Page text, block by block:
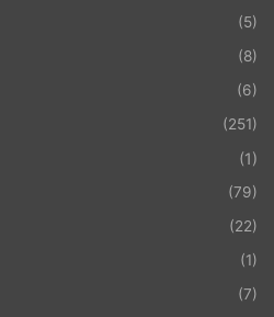
(5)
(8)
(6)
(251)
(1)
(79)
(22)
(1)
(7)